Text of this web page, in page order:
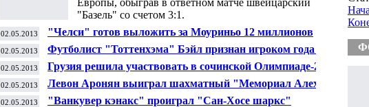
Европы, обыграв в ответном матче швейцарский
"Базель" со счетом 3:1.
02.05.2013 "Челси" готов выложить за Моуриньо 12 миллионов
02.05.2013
Футболист "Тоттенхэма" Бэйл признан игроком года в
Англии
02.05.2013 Грузия решила участвовать в сочинской Олимпиаде-2014
02.05.2013 Левон Аронян выиграл шахматный "Мемориал Алехина"
02.05.2013 "Ванкувер кэнакс" проиграл "Сан-Хосе шаркс"